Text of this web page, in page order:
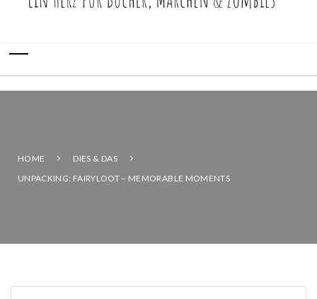
HOME
DIES & DAS
UNPACKING: FAIRYLOOT – MEMORABLE MOMENTS